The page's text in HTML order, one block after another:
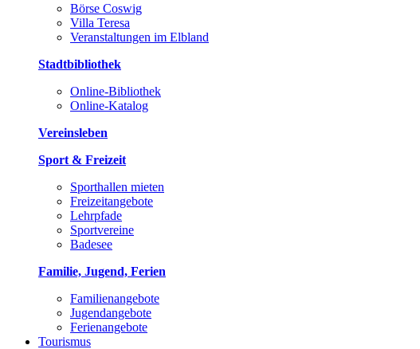
Börse Coswig
Villa Teresa
Veranstaltungen im Elbland
Stadtbibliothek
Online-Bibliothek
Online-Katalog
Vereinsleben
Sport & Freizeit
Sporthallen mieten
Freizeitangebote
Lehrpfade
Sportvereine
Badesee
Familie, Jugend, Ferien
Familienangebote
Jugendangebote
Ferienangebote
Tourismus